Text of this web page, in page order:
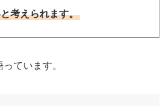
考えられます。
ています。